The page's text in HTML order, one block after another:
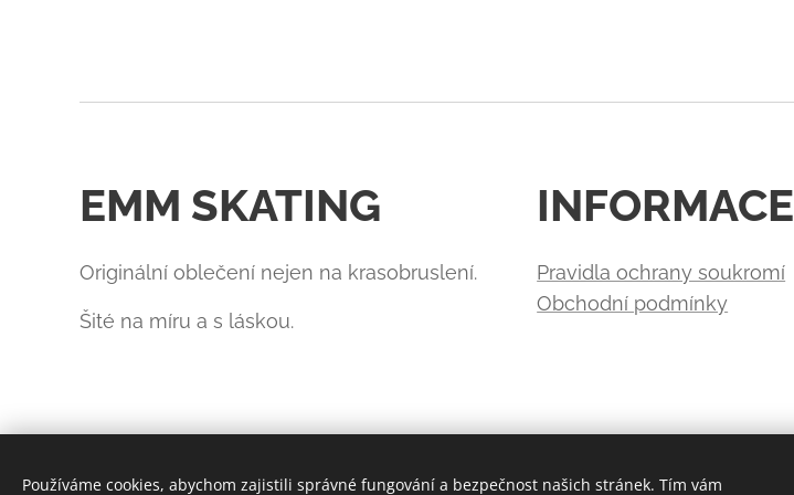
EMM SKATING
Originální oblečení nejen na krasobruslení.
Šité na míru a s láskou.
INFORMACE
Pravidla ochrany soukromí
Obchodní podmínky
Používáme cookies, abychom zajistili správné fungování a bezpečnost našich stránek. Tím vám